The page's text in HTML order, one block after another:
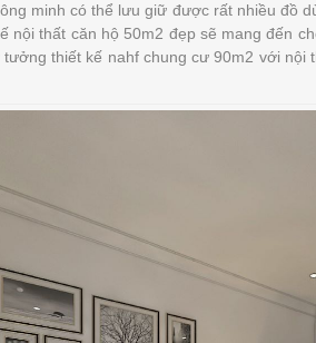
minh có thể lưu giữ được rất nhiều đồ
nội thất căn hộ 50m2 đẹp sẽ mang đến
thiết kế nahf chung cư 90m2 với